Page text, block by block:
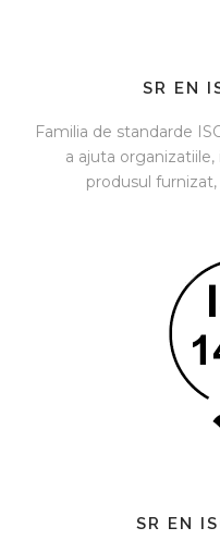
SR EN
Familia de standarde
a ajuta
produsul
SR EN